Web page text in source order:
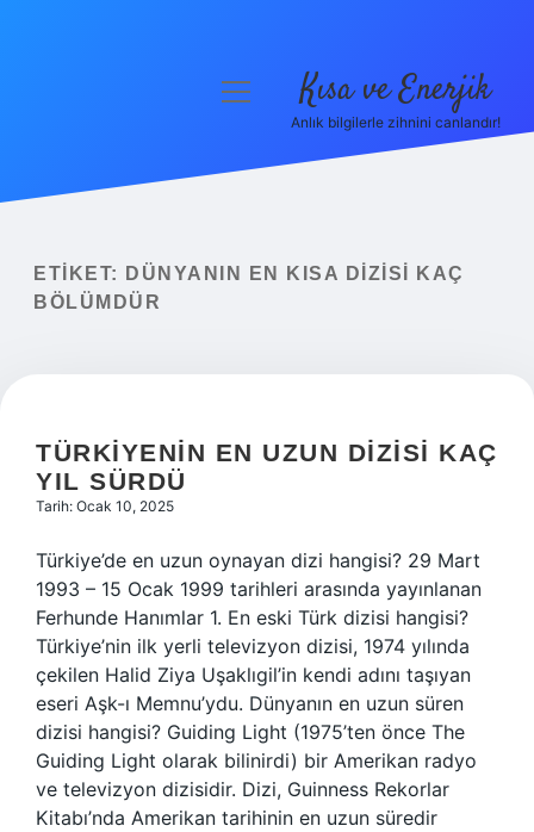
Yasal Uyarı
menüyü
Kısa ve Enerjik
Anlık bilgilerle zihnini canlandır!
ETIKET:
DÜNYANIN EN KISA DIZISI KAÇ
BÖLÜMDÜR
TÜRKIYENIN EN UZUN DIZISI KAÇ
YIL SÜRDÜ
Tarih: Ocak 10, 2025
Türkiye’de en uzun oynayan dizi hangisi? 29 Mart
1993 – 15 Ocak 1999 tarihleri ​​arasında yayınlanan
Ferhunde Hanımlar 1. En eski Türk dizisi hangisi?
Türkiye’nin ilk yerli televizyon dizisi, 1974 yılında
çekilen Halid Ziya Uşaklıgil’in kendi adını taşıyan
eseri Aşk-ı Memnu’ydu. Dünyanın en uzun süren
dizisi hangisi? Guiding Light (1975’ten önce The
Guiding Light olarak bilinirdi) bir Amerikan radyo
ve televizyon dizisidir. Dizi, Guinness Rekorlar
Kitabı’nda Amerikan tarihinin en uzun süredir